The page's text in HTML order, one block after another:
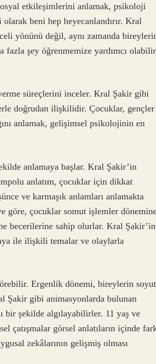
etkileşimlerini anlamak, psikoloji
beni hep heyecanlandırır. Kral
yönünü değil, aynı zamanda
fazla şey öğrenmemize yardımcı
süreçlerini inceler. Kral Şakir gibi
doğrudan ilişkilidir. Çocuklar, gençler
anlamak, gelişimsel psikolojinin en
anlamaya başlar. Kral Şakir’in
anlatım, çocuklar için dikkat
ve karmaşık anlamları anlamakta
göre, çocuklar somut işlemler
becerilerine sahip olurlar. Kral Şakir’in
ile ilişkili temalar ve olaylarla
Ergenlik dönemi, bireylerin soyut
Şakir gibi animasyonlarda bulunan
şekilde algılayabilirler. 11 yaş ve
çatışmalar görsel anlatıların içinde
zekâlarının gelişmiş olması